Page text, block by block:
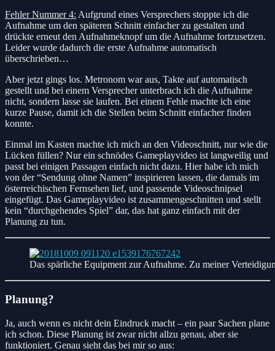
Fehler Nummer 4: Aufgrund eines Versprechers stoppte ich die
Aufnahme um den späteren Schnitt einfacher zu gestalten und
drückte erneut den Aufnahmeknopf um die Aufnahme fortzusetzen.
Leider wurde dadurch die erste Aufnahme automatisch
überschrieben…
Aber jetzt gings los. Metronom war aus, Takte auf automatisch
gestellt und bei einem Versprecher unterbrach ich die Aufnahme
nicht, sondern lasse sie laufen. Bei einem Fehle machte ich eine
kurze Pause, damit ich die Stellen beim Schnitt einfacher finden
konnte.
Einmal im Kasten machte ich mich an den Videoschnitt, nur wie die
Lücken füllen? Nur ein schnödes Gameplayvideo ist langweilig und
passt bei einigen Passagen einfach nicht dazu. Hier habe ich mich
von der “Sendung ohne Namen” inspirieren lassen, die damals im
österreichischen Fernsehen lief, und passende Videoschnipsel
eingefügt. Das Gameplayvideo ist zusammengeschnitten und stellt
kein “durchgehendes Spiel” dar, das hat ganz einfach mit der
Planung zu tun.
Das spärliche Equipment zur Aufnahme. Zu meiner
Planung?
Ja, auch wenn es nicht dein Eindruck macht – ein paar Sachen plane
ich schon. Diese Planung ist zwar nicht allzu genau, aber sie
funktioniert. Genau sieht das bei mir so aus: